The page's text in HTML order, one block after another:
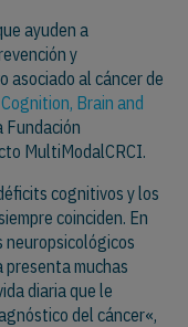
ayuden a
y
asociado al cáncer de
Brain and
Fundación
MultiModalCRCI.
cognitivos y los
coinciden. En
neuropsicológicos
presenta muchas
diaria que le
del cáncer«,